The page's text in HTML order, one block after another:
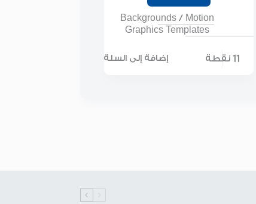
Backgrounds/ Motion
Graphics Templates
11 نقطة إضافة إلى السلة